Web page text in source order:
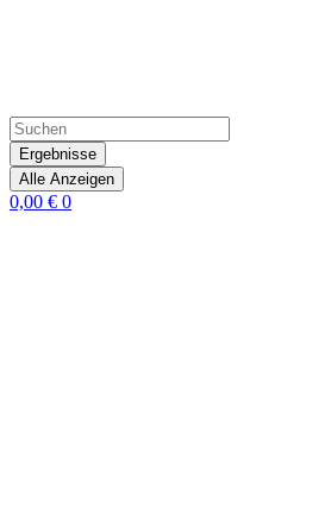
Ergebnisse
Alle Anzeigen
0,00 € 0